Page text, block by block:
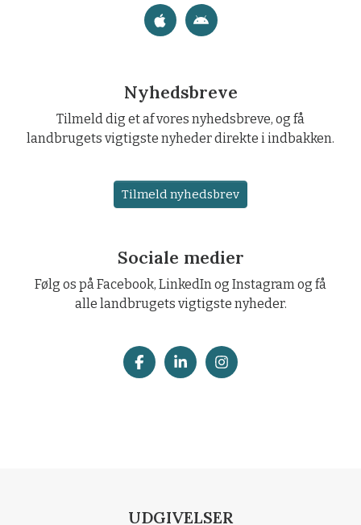
Nyhedsbreve
Tilmeld dig et af vores nyhedsbreve, og få
landbrugets vigtigste nyheder direkte i indbakken.
Tilmeld nyhedsbrev
Sociale medier
Følg os på Facebook, LinkedIn og Instagram og få
alle landbrugets vigtigste nyheder.
UDGIVELSER